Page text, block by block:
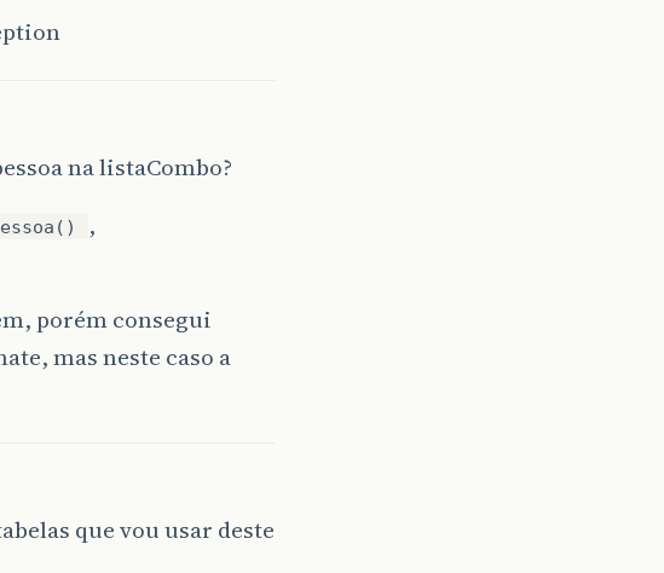
na listaCombo?
,
porém consegui
mas neste caso a
que vou usar deste